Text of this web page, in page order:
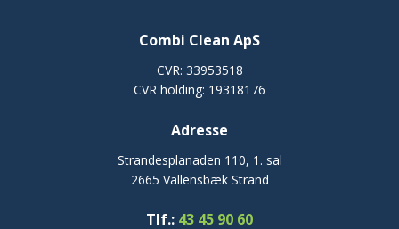
Combi Clean ApS
CVR: 33953518
CVR holding: 19318176
Adresse​
Strandesplanaden 110, 1. sal
2665 Vallensbæk Strand
Tlf.: 43 45 90 60